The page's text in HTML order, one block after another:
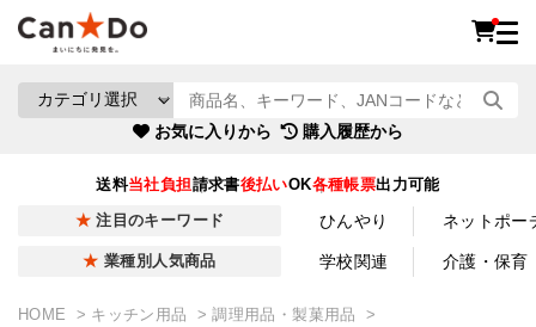
お気に入りから 購入履歴から
送料当社負担請求書後払いOK各種帳票出力可能
注目のキーワード ひんやり ネットポー
業種別人気商品 学校関連 介護・保育
HOME キッチン用品
調理用品・製菓用品